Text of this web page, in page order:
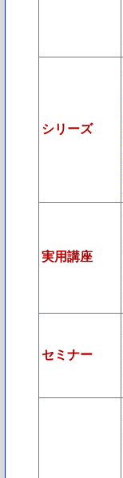
シリーズ
実用講座
セミナー